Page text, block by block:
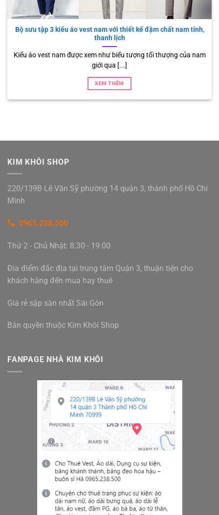
Bộ sưu tập 3 kiểu áo vest nam với thiết kế đậm chất nam tính,
thanh lịch
Kiểu áo vest nam được xem như biểu tượng tối thượng của nam
giới qua [...]
XEM THÊM
KIM KHÔI SHOP
220/139B Lê Văn Sỹ phường 14 quận 3, thành phố Hồ Chí
Minh
0965.238.500
Thứ 2 - Chủ Nhật: 8:30 - 19:00
Địa điểm đắc địa tại trung tâm Quận 3, thuận tiện cho
khách hàng đến mua hay thuê
Giá rẻ sập sàn nhất Sài Gòn
Bản quyền thuộc Kim Khôi Shop
FANPAGE NHÀ KIM KHÔI